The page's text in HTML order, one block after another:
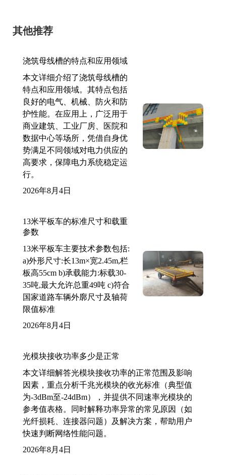
其他推荐
浇筑母线槽的特点和应用领域
本文详细介绍了浇筑母线槽的
特点和应用领域。其特点包括
良好的电气、机械、防火和防
护性能。在应用上，广泛用于
商业建筑、工业厂房、医院和
数据中心等场所，凭借自身优
势满足不同领域对电力供应的
高要求，保障电力系统稳定运
行。
2026年8月4日
13米平板车的标准尺寸和载重
参数
13米平板车主要技术参数包括:
a)外形尺寸:长13m×宽2.45m,栏
板高55cm b)承载能力:标载30-
35吨,最大允许总重49吨 c)符合
国家道路车辆外廓尺寸及轴荷
限值标准
2026年8月4日
光模块接收功率多少是正常
本文详细解答光模块接收功率的正常范围及影响
因素，重点分析千兆光模块的收光标准（典型值
为-3dBm至-24dBm），并提供不同速率光模块的
参考值表格。同时解释功率异常的常见原因（如
光纤损耗、连接器问题）及解决方案，帮助用户
快速判断网络性能问题。
2026年8月4日